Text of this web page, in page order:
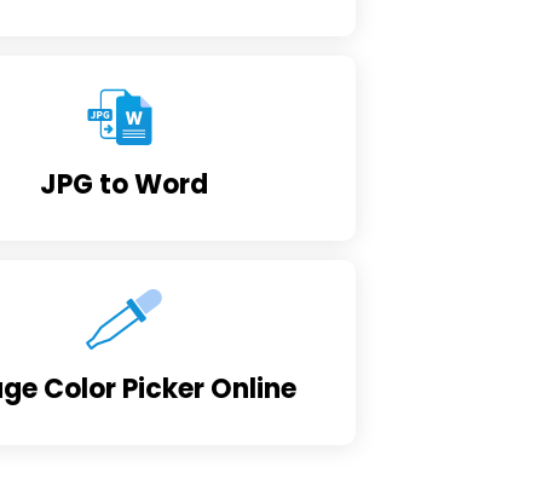
JPG to Word
Color Picker Online